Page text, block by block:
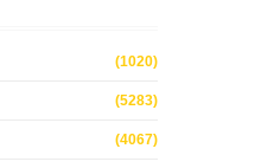
(1020)
(5283)
(4067)